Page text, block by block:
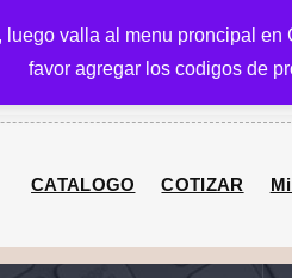
valla al menu proncipal
favor agregar los codigos de
CATALOGO COTIZAR